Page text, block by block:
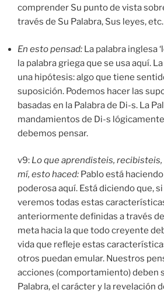
comprender Su punto de vista
través de Su Palabra, Sus leyes, etc.
En esto pensad: La palabra inglesa
la palabra griega que se usa aquí.
una hipótesis: algo que tiene
suposición. Podemos hacer las
basadas en la Palabra de Di-s. La
mandamientos de Di-s
debemos pensar.
v9: Lo que aprendisteis,
mí, esto haced: Pablo está
poderosa aquí. Está diciendo que,
veremos todas estas
anteriormente definidas a través de
meta hacia la que todo creyente
vida que refleje estas
otros puedan emular. Nuestros
acciones (comportamiento) deben
Palabra, el carácter y la revelación